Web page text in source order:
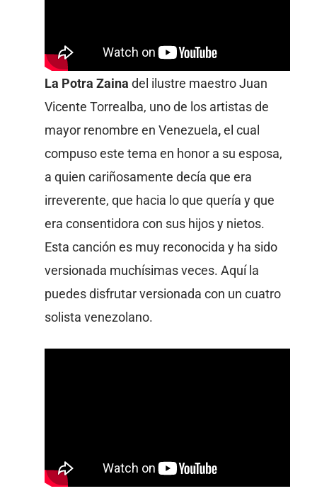
La Potra Zaina del ilustre maestro Juan
Vicente Torrealba, uno de los artistas de
mayor renombre en Venezuela, el cual
compuso este tema en honor a su esposa,
a quien cariñosamente decía que era
irreverente, que hacia lo que quería y que
era consentidora con sus hijos y nietos.
Esta canción es muy reconocida y ha sido
versionada muchísimas veces. Aquí la
puedes disfrutar versionada con un cuatro
solista venezolano.